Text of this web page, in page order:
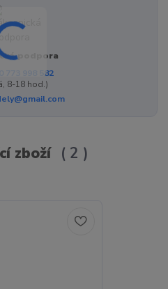
podpora
773 998 582
8-18 hod.)
zboží 2